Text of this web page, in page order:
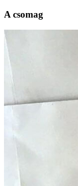
A csomag